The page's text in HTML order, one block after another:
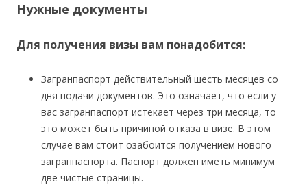
Нужные документы
Для получения визы вам понадобится:
Загранпаспорт действительный шесть месяцев со
дня подачи документов. Это означает, что если у
вас загранпаспорт истекает через три месяца, то
это может быть причиной отказа в визе. В этом
случае вам стоит озабоится получением нового
загранпаспорта. Паспорт должен иметь минимум
две чистые страницы.